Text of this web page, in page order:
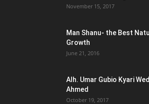
November 15, 2017
Man Shanu- the Best
Growth
June 21, 2016
Alh. Umar Gubio Kyari
Ahmed
October 19, 2017